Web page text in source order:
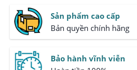
Sản phẩm cao cấp
Bản quyền chính hãng
Bảo hành vĩnh viễn